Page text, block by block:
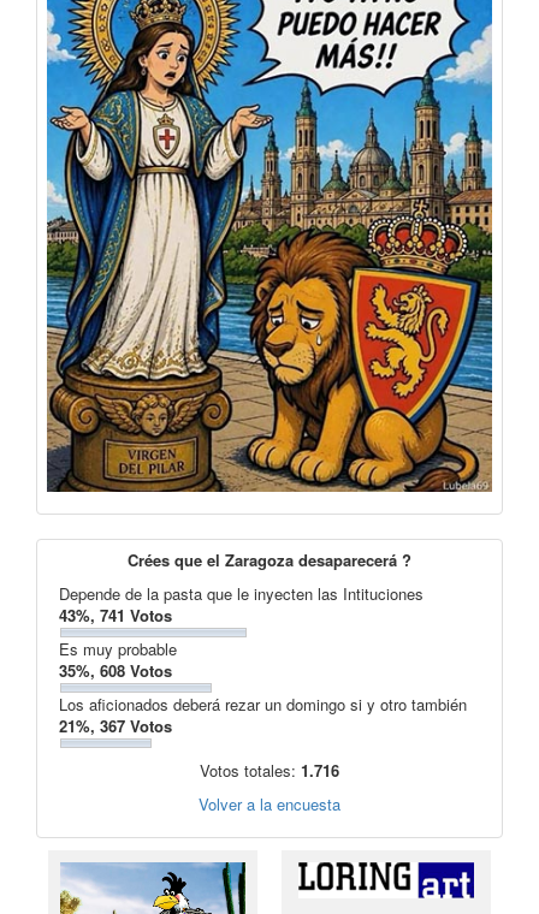
Crées que el Zaragoza desaparecerá ?
Depende de la pasta que le inyecten las Intituciones
43%, 741 Votos
Es muy probable
35%, 608 Votos
Los aficionados deberá rezar un domingo si y otro también
21%, 367 Votos
Votos totales: 1.716
Volver a la encuesta